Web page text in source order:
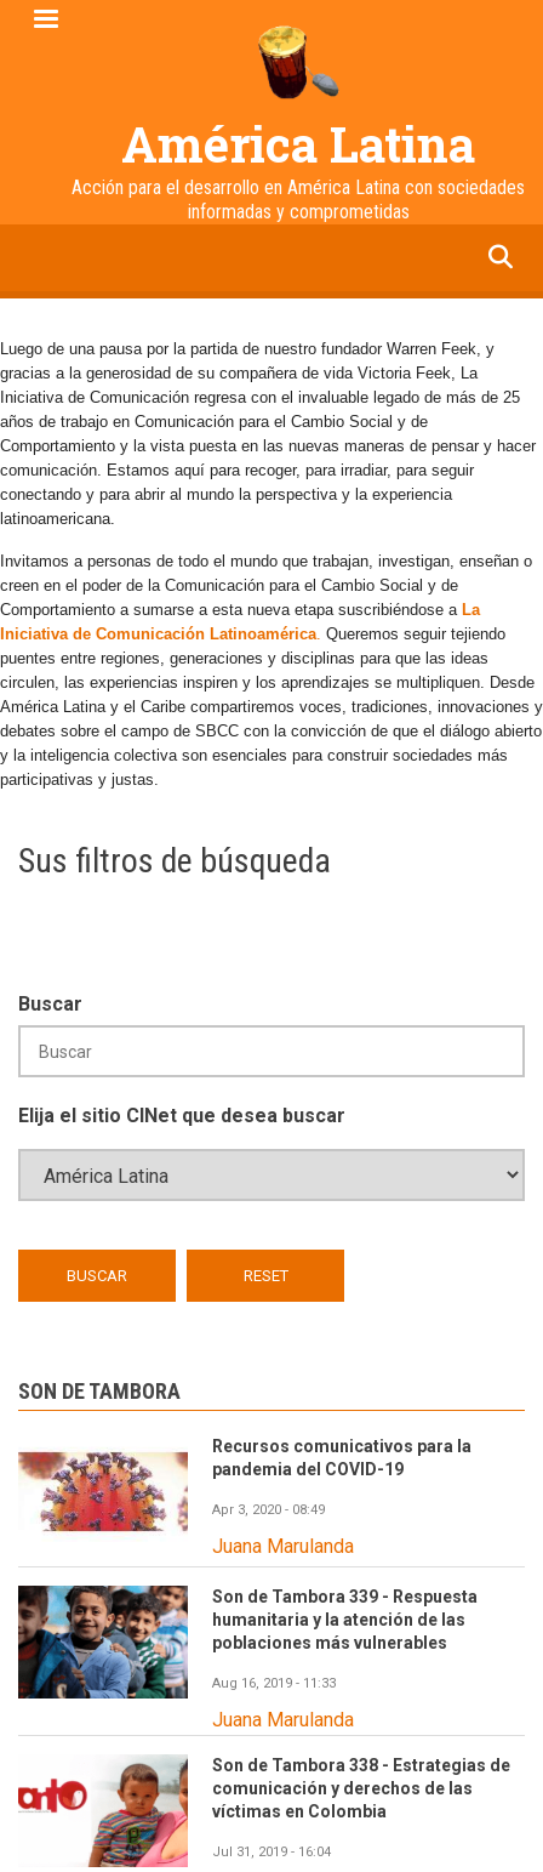
Pasar
América Latina
Acción para el desarrollo en América Latina con sociedades
informadas y comprometidas
Luego de una pausa por la partida de nuestro fundador Warren Feek, y
gracias a la generosidad de su compañera de vida Victoria Feek, La
Iniciativa de Comunicación regresa con el invaluable legado de más de 25
años de trabajo en Comunicación para el Cambio Social y de
Comportamiento y la vista puesta en las nuevas maneras de pensar y hacer
comunicación. Estamos aquí para recoger, para irradiar, para seguir
conectando y para abrir al mundo la perspectiva y la experiencia
latinoamericana.
Invitamos a personas de todo el mundo que trabajan, investigan, enseñan o
creen en el poder de la Comunicación para el Cambio Social y de
Comportamiento a sumarse a esta nueva etapa suscribiéndose a La
Iniciativa de Comunicación Latinoamérica. Queremos seguir tejiendo
puentes entre regiones, generaciones y disciplinas para que las ideas
circulen, las experiencias inspiren y los aprendizajes se multipliquen. Desde
América Latina y el Caribe compartiremos voces, tradiciones, innovaciones y
debates sobre el campo de SBCC con la convicción de que el diálogo abierto
y la inteligencia colectiva son esenciales para construir sociedades más
participativas y justas.
Sus filtros de búsqueda
Buscar
Elija el sitio CINet que desea buscar
SON DE TAMBORA
Recursos comunicativos para la
pandemia del COVID-19
Apr 3, 2020 - 08:49
Juana Marulanda
Son de Tambora 339 - Respuesta
humanitaria y la atención de las
poblaciones más vulnerables
Aug 16, 2019 - 11:33
Juana Marulanda
Son de Tambora 338 - Estrategias de
comunicación y derechos de las
víctimas en Colombia
Jul 31, 2019 - 16:04